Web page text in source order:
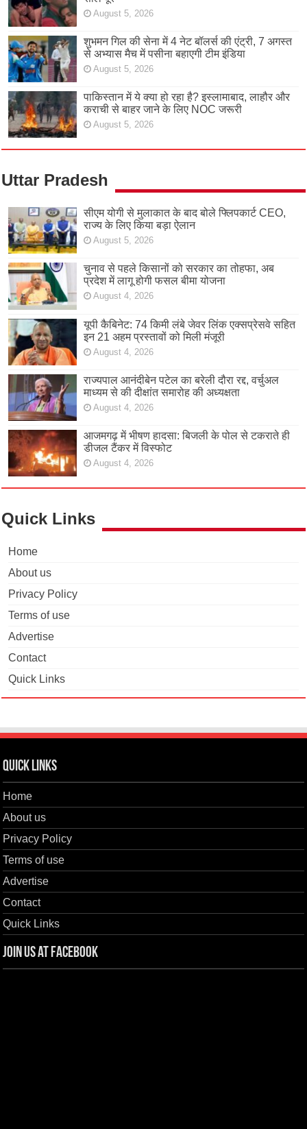
August 5, 2026
शुभमन गिल की सेना में 4 नेट बॉलर्स की एंट्री, 7 अगस्त
से अभ्यास मैच में पसीना बहाएगी टीम इंडिया
August 5, 2026
पाकिस्तान में ये क्या हो रहा है? इस्लामाबाद, लाहौर और
कराची से बाहर जाने के लिए NOC जरूरी
August 5, 2026
Uttar Pradesh
सीएम योगी से मुलाकात के बाद बोले फ्लिपकार्ट CEO,
राज्य के लिए किया बड़ा ऐलान
August 5, 2026
चुनाव से पहले किसानों को सरकार का तोहफा, अब
प्रदेश में लागू होगी फसल बीमा योजना
August 4, 2026
यूपी कैबिनेट: 74 किमी लंबे जेवर लिंक एक्सप्रेसवे सहित
इन 21 अहम प्रस्तावों को मिली मंजूरी
August 4, 2026
राज्यपाल आनंदीबेन पटेल का बरेली दौरा रद्द, वर्चुअल
माध्यम से की दीक्षांत समारोह की अध्यक्षता
August 4, 2026
आजमगढ़ में भीषण हादसा: बिजली के पोल से टकराते ही
डीजल टैंकर में विस्फोट
August 4, 2026
Quick Links
Home
About us
Privacy Policy
Terms of use
Advertise
Contact
Quick Links
Quick Links
Home
About us
Privacy Policy
Terms of use
Advertise
Contact
Quick Links
Join us at Facebook